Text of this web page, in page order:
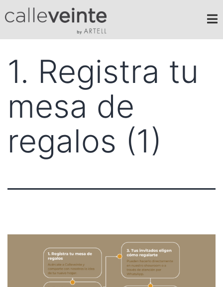
1. Registra tu
mesa de
regalos (1)